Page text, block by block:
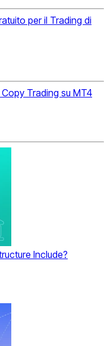
per il Trading di
Trading su MT4
Include?